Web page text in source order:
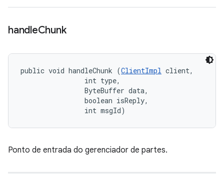
handleChunk
public void handleChunk (ClientImpl client,
                int type,
                ByteBuffer data,
                boolean isReply,
                int msgId)
Ponto de entrada do gerenciador de partes.